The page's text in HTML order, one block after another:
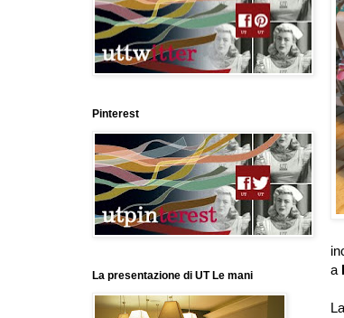
a
Pinterest
La presentazione di UT Le mani